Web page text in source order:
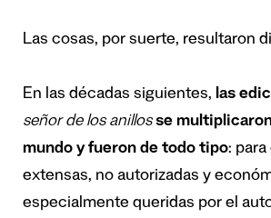
Las cosas, por suerte, resultaron
En las décadas siguientes, las
señor de los anillosse
mundo y fueron de todo tipo:
extensas, no autorizadas y
especialmente queridas por el